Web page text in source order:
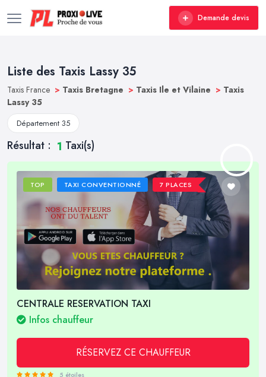
Demande devis
Liste des Taxis Lassy 35
Taxis France > Taxis Bretagne > Taxis Ile et Vilaine > Taxis
Lassy 35
Département 35
Résultat : 1 Taxi(s)
TOP TAXI CONVENTIONNÉ 7 PLACES
CENTRALE RESERVATION TAXI
Infos chauffeur
RÉSERVEZ CE CHAUFFEUR
5 étoiles